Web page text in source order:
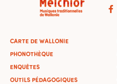
CARTE DE WALLONIE
PHONOTHÈQUE
ENQUÊTES
OUTILS PÉDAGOGIQUES